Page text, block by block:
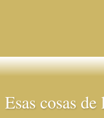
Esas cosas